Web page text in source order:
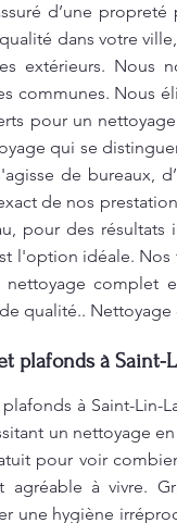
d’une
dans votre
extérieurs. Nous
communes. Nous
pour un
qui se
de bureaux,
de nos
pour des résultats
l'option idéale.
complet
qualité.. Nettoyage
plafonds à
à Saint-Lin-
un nettoyage
pour voir
agréable à vivre.
une hygiène